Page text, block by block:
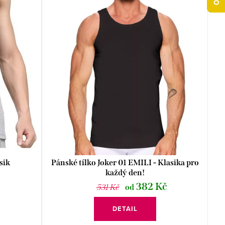
Pánské tílko Joker 01 EMILI - Klasika pro
každý den!
531 Kč
od 382 Kč
DETAIL